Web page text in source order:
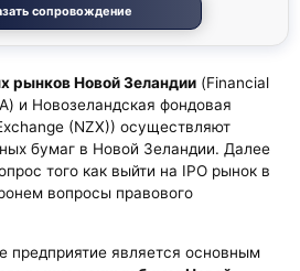
сопровождение
рынков Новой Зеландии (Financial
и Новозеландская фондовая
(NZX)) осуществляют
бумаг в Новой Зеландии. Далее
того как выйти на IPO рынок в
вопросы правового
предприятие является основным